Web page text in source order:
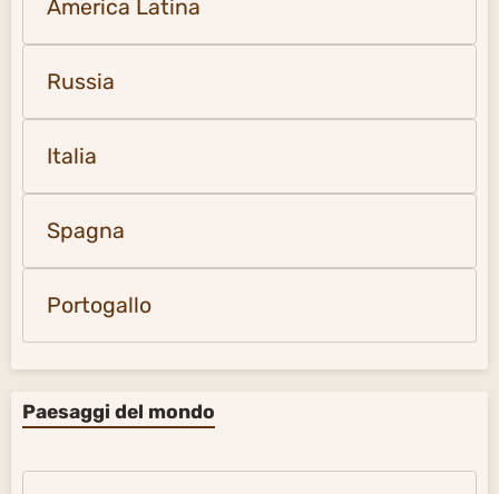
America Latina
Russia
Italia
Spagna
Portogallo
Paesaggi del mondo